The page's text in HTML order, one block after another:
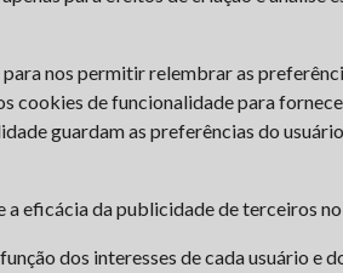
nos permitir relembrar as
cookies de funcionalidade para
guardam as preferências do
a eficácia da publicidade de terceiros
dos interesses de cada usuário e